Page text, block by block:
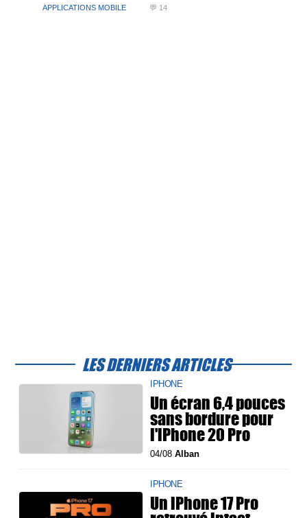
APPLICATIONS MOBILE 💬 14
LES DERNIERS ARTICLES
IPHONE
Un écran 6,4 pouces
sans bordure pour
l'iPhone 20 Pro
04/08Alban
IPHONE
Un iPhone 17 Pro